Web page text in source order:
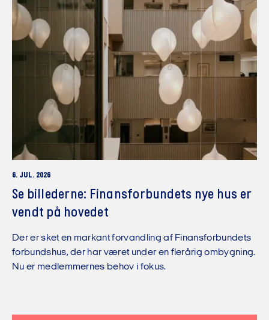
6. JUL. 2026
Se billederne: Finansforbundets nye hus er
vendt på hovedet
Der er sket en markant forvandling af Finansforbundets
forbundshus, der har været under en flerårig ombygning.
Nu er medlemmernes behov i fokus.